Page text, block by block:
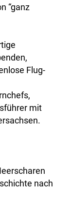
“ganz
Flug-
mit
nach